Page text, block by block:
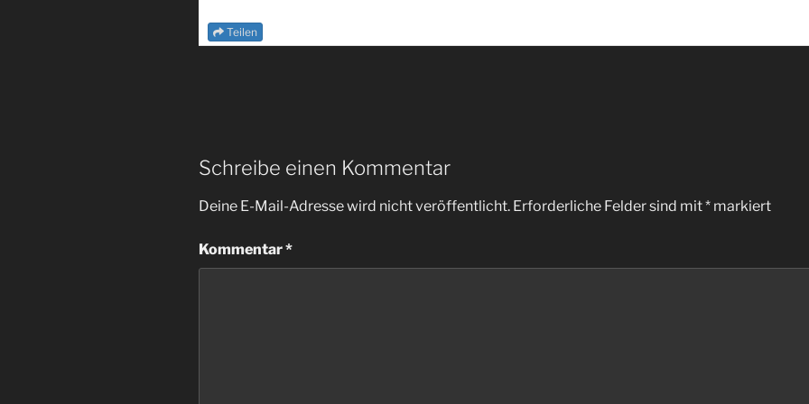
Teilen
Schreibe einen Kommentar
Deine E-Mail-Adresse wird nicht veröffentlicht. Erforderliche Felder sind mit* markiert
Kommentar*